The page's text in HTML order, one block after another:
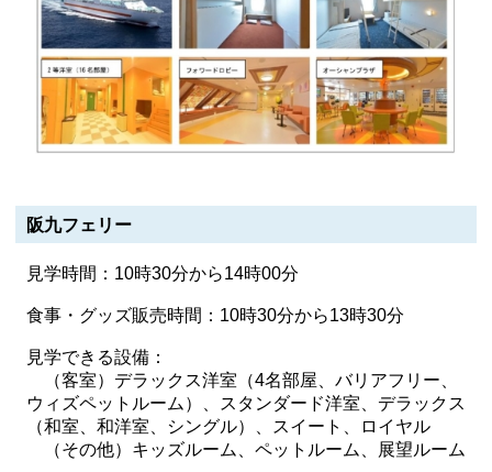
阪九フェリー
見学時間：10時30分から14時00分
食事・グッズ販売時間：10時30分から13時30分
見学できる設備：
（客室）デラックス洋室（4名部屋、バリアフリー、
ウィズペットルーム）、スタンダード洋室、デラックス
（和室、和洋室、シングル）、スイート、ロイヤル
（その他）キッズルーム、ペットルーム、展望ルーム